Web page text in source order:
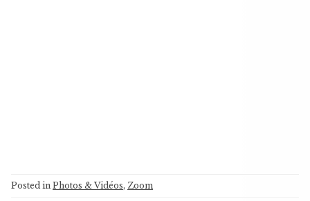
Posted in Photos & Vidéos, Zoom